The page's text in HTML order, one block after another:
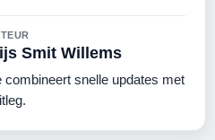
Smit Willems
combineert snelle updates met